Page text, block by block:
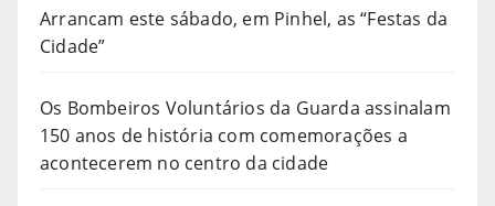
Arrancam este sábado, em Pinhel, as “Festas da
Cidade”
Os Bombeiros Voluntários da Guarda assinalam
150 anos de história com comemorações a
acontecerem no centro da cidade